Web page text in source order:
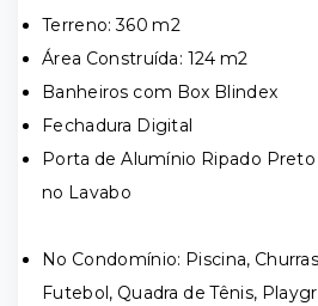
Terreno: 360 m2
Área Construída: 124 m2
Banheiros com Box Blindex
Fechadura Digital
Porta de Alumínio Ripado
no Lavabo
No Condomínio: Piscina,
Futebol, Quadra de Tênis,